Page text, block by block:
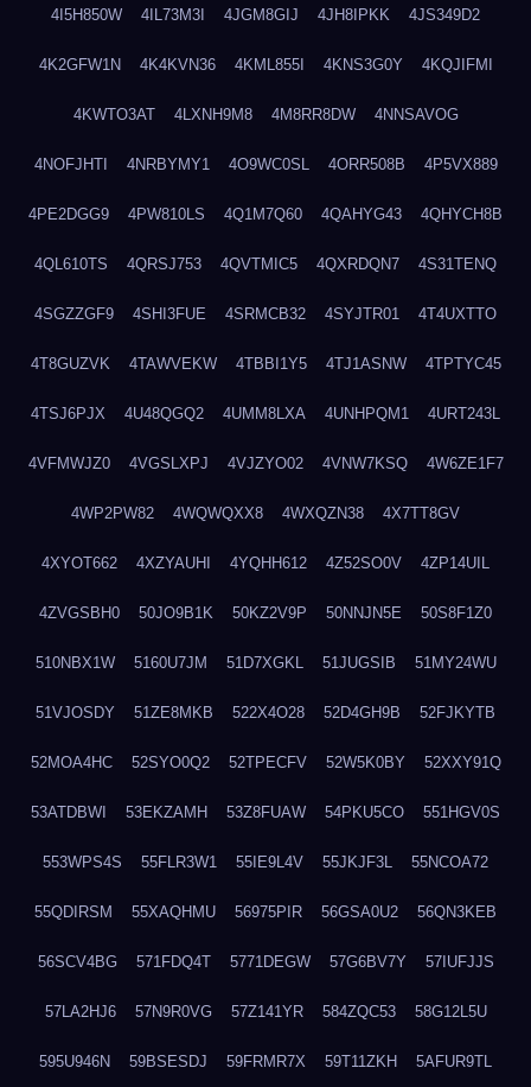
4I5H850W 4IL73M3I 4JGM8GIJ 4JH8IPKK 4JS349D2
4K2GFW1N 4K4KVN36 4KML855I 4KNS3G0Y 4KQJIFMI
4KWTO3AT 4LXNH9M8 4M8RR8DW 4NNSAVOG
4NOFJHTI 4NRBYMY1 4O9WC0SL 4ORR508B 4P5VX889
4PE2DGG9 4PW810LS 4Q1M7Q60 4QAHYG43 4QHYCH8B
4QL610TS 4QRSJ753 4QVTMIC5 4QXRDQN7 4S31TENQ
4SGZZGF9 4SHI3FUE 4SRMCB32 4SYJTR01 4T4UXTTO
4T8GUZVK 4TAWVEKW 4TBBI1Y5 4TJ1ASNW 4TPTYC45
4TSJ6PJX 4U48QGQ2 4UMM8LXA 4UNHPQM1 4URT243L
4VFMWJZ0 4VGSLXPJ 4VJZYO02 4VNW7KSQ 4W6ZE1F7
4WP2PW82 4WQWQXX8 4WXQZN38 4X7TT8GV
4XYOT662 4XZYAUHI 4YQHH612 4Z52SO0V 4ZP14UIL
4ZVGSBH0 50JO9B1K 50KZ2V9P 50NNJN5E 50S8F1Z0
510NBX1W 5160U7JM 51D7XGKL 51JUGSIB 51MY24WU
51VJOSDY 51ZE8MKB 522X4O28 52D4GH9B 52FJKYTB
52MOA4HC 52SYO0Q2 52TPECFV 52W5K0BY 52XXY91Q
53ATDBWI 53EKZAMH 53Z8FUAW 54PKU5CO 551HGV0S
553WPS4S 55FLR3W1 55IE9L4V 55JKJF3L 55NCOA72
55QDIRSM 55XAQHMU 56975PIR 56GSA0U2 56QN3KEB
56SCV4BG 571FDQ4T 5771DEGW 57G6BV7Y 57IUFJJS
57LA2HJ6 57N9R0VG 57Z141YR 584ZQC53 58G12L5U
595U946N 59BSESDJ 59FRMR7X 59T11ZKH 5AFUR9TL